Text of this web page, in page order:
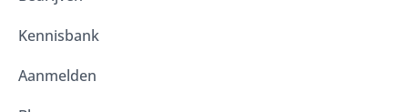
Kennisbank
Aanmelden